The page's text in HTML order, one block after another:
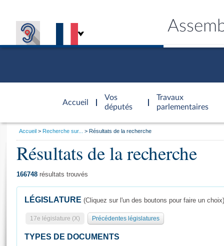
Accueil
d'accueil
Vos
députés
Travaux
parlementaires
Présidence
Séance publique
Général
Rôle et pouvoirs de l'Assemblée
Visiter l'Assemblée
Vous
Accueil Recherche sur... Résultats de la recherche
Résultats de la recherche
166748 résultats trouvés
LÉGISLATURE (Cliquez sur l'un des boutons pour faire un choix)
17e législature (X) Précédentes législatures
TYPES DE DOCUMENTS